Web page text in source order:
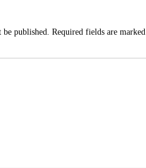
published. Required fields are marked